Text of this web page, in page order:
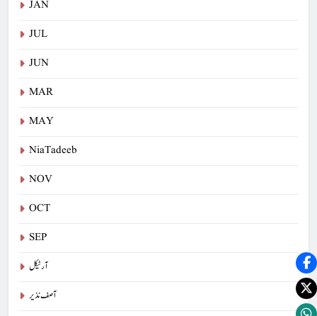
JAN
JUL
JUN
MAR
MAY
NiaTadeeb
NOV
OCT
SEP
آرٹیکل
آصف نذیر